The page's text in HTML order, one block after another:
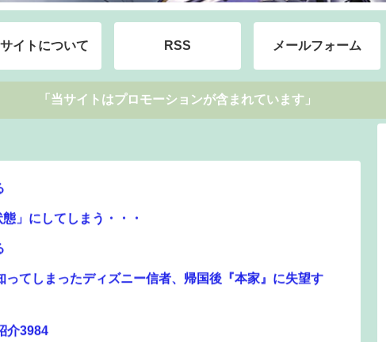
イトについて RSS メールフォーム
「当サイトはプロモーションが含まれています」
」にしてしまう・・・
てしまったディズニー信者、帰国後『本家』に失望す
3984